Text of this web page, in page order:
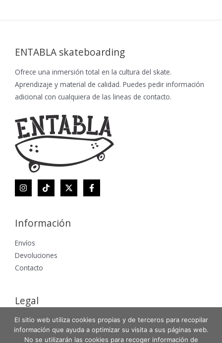
ENTABLA skateboarding
Ofrece una inmersión total en la cultura del skate.
Aprendizaje y material de calidad. Puedes pedir información
adicional con cualquiera de las lineas de contacto.
Información
Envíos
Devoluciones
Contacto
Legal
Aviso Legal
Política de Privacidad
El sitio web utiliza cookies propias y de terceros para recopilar
información que ayuda a optimizar su visita a sus páginas web.
No se utilizarán las cookies para recoger información de